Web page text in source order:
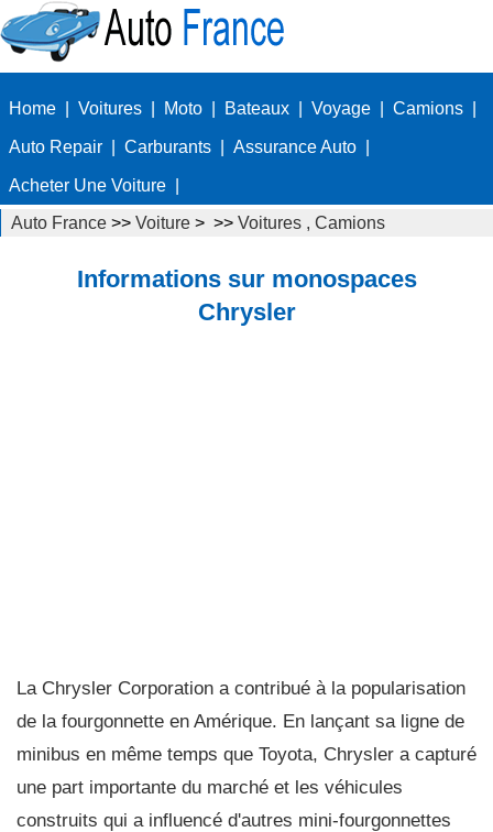
Home Voitures Moto Bateaux Voyage Camions
Auto Repair Carburants Assurance Auto
Acheter Une Voiture
Auto France >> Voiture > >> Voitures , Camions
Informations sur monospaces
Chrysler
La Chrysler Corporation a contribué à la popularisation
de la fourgonnette en Amérique. En lançant sa ligne de
minibus en même temps que Toyota, Chrysler a capturé
une part importante du marché et les véhicules
construits qui a influencé d'autres mini-fourgonnettes